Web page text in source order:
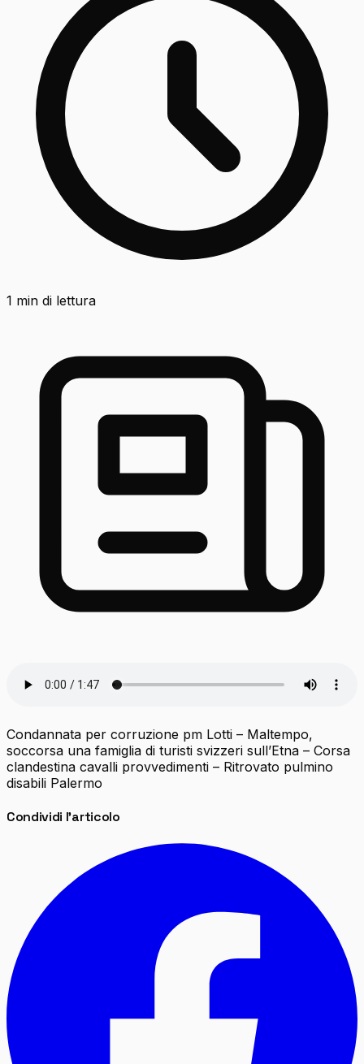
1 min di lettura
Condannata per corruzione pm Lotti – Maltempo,
soccorsa una famiglia di turisti svizzeri sull’Etna – Corsa
clandestina cavalli provvedimenti – Ritrovato pulmino
disabili Palermo
Condividi l'articolo